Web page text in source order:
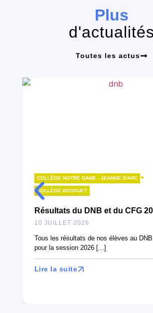
Plus
d'actualités
Toutes les actus
COLLÈGE NOTRE DAME - JEANNE D'ARC •
COLLÈGE BOSSUET
Résultats du DNB et du CFG
10 JUILLET 2026
Tous les résultats de nos élèves au
pour la session 2026 [...]
Lire la suite